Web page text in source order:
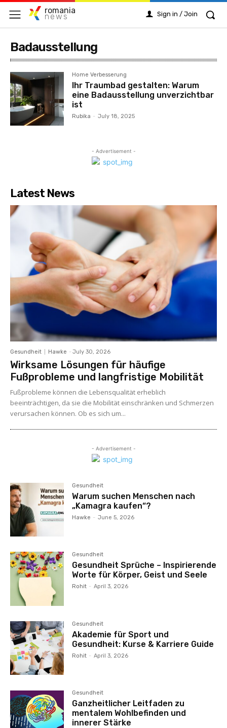
romania
news Sign in / Join
Badausstellung
Home Verbesserung
Ihr Traumbad gestalten: Warum
eine Badausstellung unverzichtbar
ist
Rubika - July 18, 2025
- Advertisement -
Latest News
Gesundheit Hawke - July 30, 2026
Wirksame Lösungen für häufige
Fußprobleme und langfristige Mobilität
Fußprobleme können die Lebensqualität erheblich
beeinträchtigen, da sie die Mobilität einschränken und Schmerzen
verursachen können. Ob es sich um...
- Advertisement -
Gesundheit
Warum suchen Menschen nach
„Kamagra kaufen“?
Hawke - June 5, 2026
Gesundheit
Gesundheit Sprüche – Inspirierende
Worte für Körper, Geist und Seele
Rohit - April 3, 2026
Gesundheit
Akademie für Sport und
Gesundheit: Kurse & Karriere Guide
Rohit - April 3, 2026
Gesundheit
Ganzheitlicher Leitfaden zu
mentalem Wohlbefinden und
innerer Stärke